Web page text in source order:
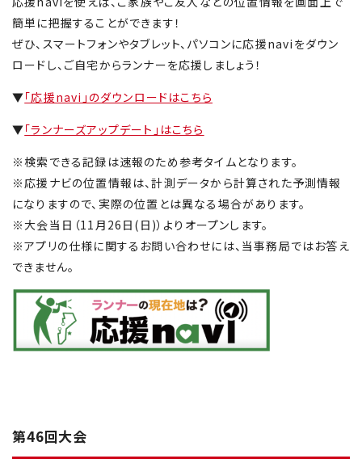
簡単に把握することができます！
ぜひ、スマートフォンやタブレット、パソコンに応援naviをダウン
ロードし、ご自宅からランナーを応援しましょう！
▼「応援navi」のダウンロードはこちら
▼「ランナーズアップデート」はこちら
※検索できる記録は速報のため参考タイムとなります。
※応援ナビの位置情報は、計測データから計算された予測情報
になりますので、実際の位置とは異なる場合があります。
※大会当日（11月26日(日)）よりオープンします。
※アプリの仕様に関するお問い合わせには、当事務局ではお答え
できません。
第46回大会